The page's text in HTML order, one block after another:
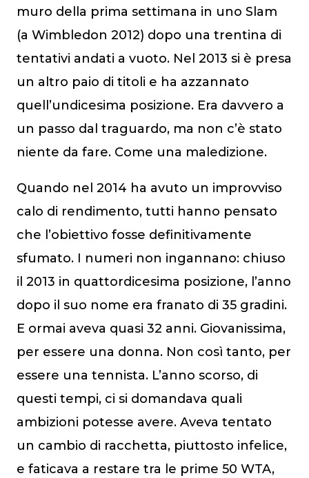
muro della prima settimana in uno Slam
(a Wimbledon 2012) dopo una trentina di
tentativi andati a vuoto. Nel 2013 si è presa
un altro paio di titoli e ha azzannato
quell’undicesima posizione. Era davvero a
un passo dal traguardo, ma non c’è stato
niente da fare. Come una maledizione.
Quando nel 2014 ha avuto un improvviso
calo di rendimento, tutti hanno pensato
che l’obiettivo fosse definitivamente
sfumato. I numeri non ingannano: chiuso
il 2013 in quattordicesima posizione, l’anno
dopo il suo nome era franato di 35 gradini.
E ormai aveva quasi 32 anni. Giovanissima,
per essere una donna. Non così tanto, per
essere una tennista. L’anno scorso, di
questi tempi, ci si domandava quali
ambizioni potesse avere. Aveva tentato
un cambio di racchetta, piuttosto infelice,
e faticava a restare tra le prime 50 WTA,